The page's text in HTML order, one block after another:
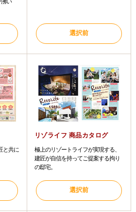
い
と共に
リゾライフ 商品カタログ
極上のリゾートライフが実現する、
建匠が自信を持ってご提案する拘り
の邸宅。